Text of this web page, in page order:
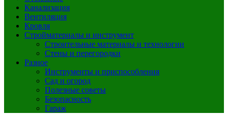
Канализация
Вентиляция
Кровля
Стройматериалы и инструмент
Строительные материалы и технологии
Стены и перегородки
Разное
Инструменты и приспособления
Сад и огород
Полезные советы
Безопасность
Гараж